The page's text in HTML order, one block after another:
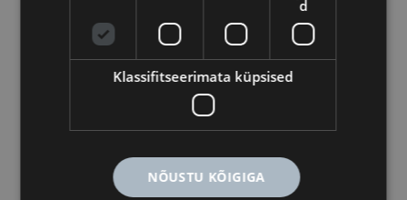
„Erinevad Eesti ettevõtted on loonud
võimaluse igal kodanikul anda oma väike,
aga oluline panus riigikaitsesse, tarbides
erinevaid digilaigus tooteid, või liitudes
näiteks Coop Panga kaardiväe
programmiga. Läbi reservväelaste fondi ja
üheskoos panustada laiapõhjaliselt
riigikaitsesse, sh reservväelaste väljaõppesse,
d
Klassifitseerimata küpsised
NÕUSTU KÕIGIGA